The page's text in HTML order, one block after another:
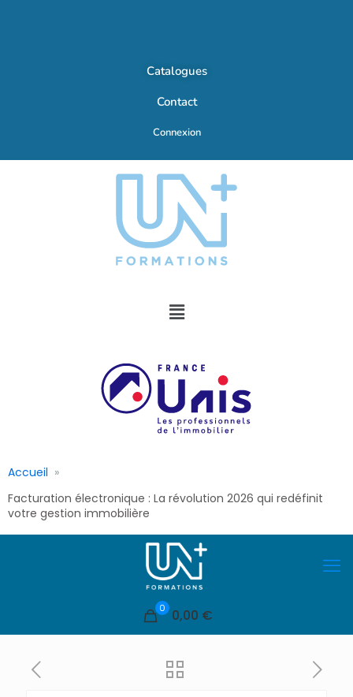
Catalogues
Contact
Connexion
Accueil
Facturation électronique : La révolution 2026 qui redéfinit
votre gestion immobilière
0 0,00 €